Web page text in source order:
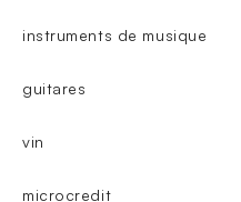
instruments de musique
guitares
vin
microcredit